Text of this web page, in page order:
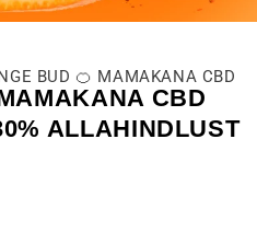
BUD 🍊 MAMAKANA CBD
CBD
ALLAHINDLUST